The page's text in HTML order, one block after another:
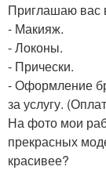
Приглашаю вас
- Макияж.
- Локоны.
- Прически.
- Оформление
за услугу.
На фото мои
прекрасных
красивее?